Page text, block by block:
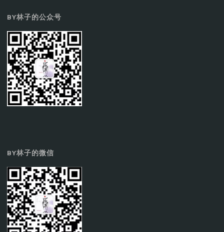
BY林子的公众号
BY林子的微信